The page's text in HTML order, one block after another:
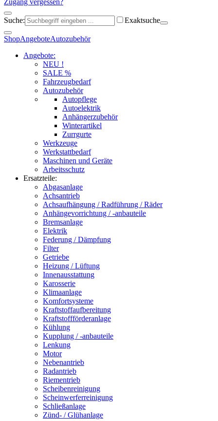
Zugang vergessen?
Suche: Exaktsuche
ShopAngeboteAutozubehör
Angebote:
NEU !
SALE %
Fahrzeugbedarf
Autozubehör
Autopflege
Autoelektrik
Anhängerzubehör
Winterartikel
Zurrgurte
Werkzeuge
Werkstattbedarf
Maschinen und Geräte
Arbeitsschutz
Ersatzteile:
Abgasanlage
Achsantrieb
Achsaufhängung / Radführung / Räder
Anhängevorrichtung / -anbauteile
Bremsanlage
Elektrik
Federung / Dämpfung
Filter
Getriebe
Heizung / Lüftung
Innenausstattung
Karosserie
Klimaanlage
Komfortsysteme
Kraftstoffaufbereitung
Kraftstoffförderanlage
Kühlung
Kupplung / -anbauteile
Lenkung
Motor
Nebenantrieb
Radantrieb
Riementrieb
Scheibenreinigung
Scheinwerferreinigung
Schließanlage
Zünd- / Glühanlage